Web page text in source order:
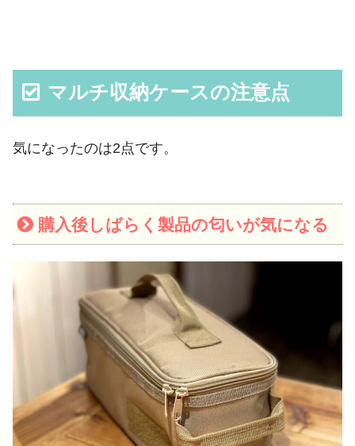
マルチ収納ケースの注意点
気になったのは2点です。
購入後しばらく製品の匂いが気になる